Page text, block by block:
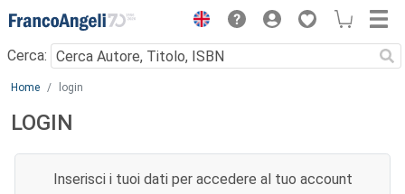
Menu
Cerca:
Main content
Home login
LOGIN
Inserisci i tuoi dati per accedere al tuo account